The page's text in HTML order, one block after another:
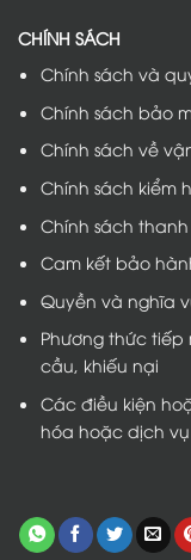
CHÍNH SÁCH
Chính sách và
Chính sách bảo
Chính sách về
Chính sách kiểm
Chính sách
Cam kết bảo
Quyền và nghĩa
Phương thức
cầu, khiếu nại
Các điều kiện
hóa hoặc dịch vụ